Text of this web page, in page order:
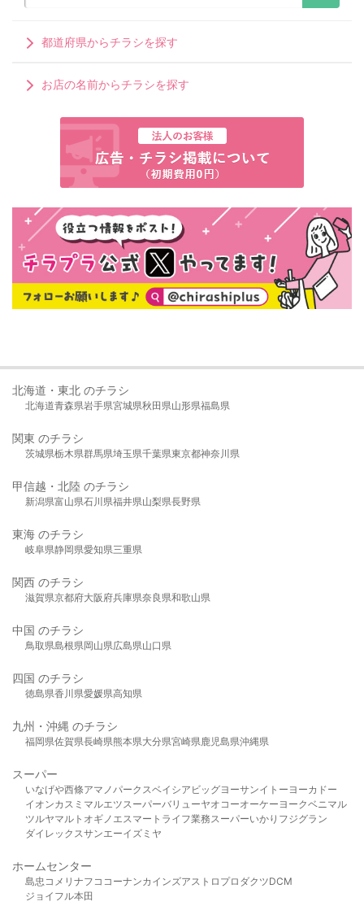
都道府県からチラシを探す
お店の名前からチラシを探す
北海道・東北 のチラシ
北海道青森県岩手県宮城県秋田県山形県福島県
関東 のチラシ
茨城県栃木県群馬県埼玉県千葉県東京都神奈川県
甲信越・北陸 のチラシ
新潟県富山県石川県福井県山梨県長野県
東海 のチラシ
岐阜県静岡県愛知県三重県
関西 のチラシ
滋賀県京都府大阪府兵庫県奈良県和歌山県
中国 のチラシ
鳥取県島根県岡山県広島県山口県
四国 のチラシ
徳島県香川県愛媛県高知県
九州・沖縄 のチラシ
福岡県佐賀県長崎県熊本県大分県宮崎県鹿児島県沖縄県
スーパー
いなげや西條アマノパークスベイシア ビッグヨーサンイトーヨーカドー
イオンカスミ マルエツスーパーバリューヤオコーオーケー ヨークベニマル
ツルヤマルト オギノ エスマート ライフ業務スーパーいかり フジグラン
ダイレックスサンエーイズミヤ
ホームセンター
島忠 コメリ ナフコ コーナンカインズアストロプロダクツDCM
ジョイフル本田